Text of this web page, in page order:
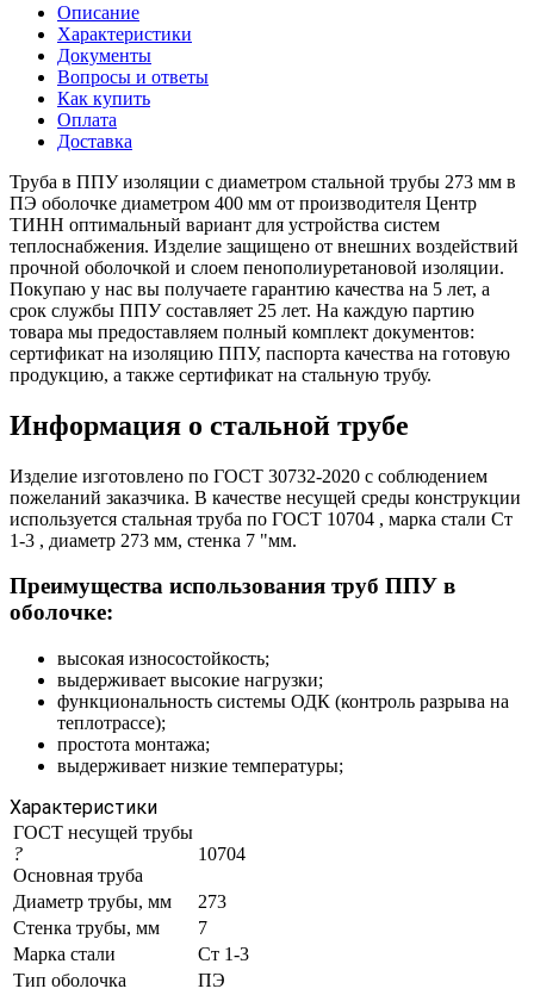
Описание
Характеристики
Документы
Вопросы и ответы
Как купить
Оплата
Доставка
Труба в ППУ изоляции с диаметром стальной трубы 273 мм в
ПЭ оболочке диаметром 400 мм от производителя Центр
ТИНН оптимальный вариант для устройства систем
теплоснабжения. Изделие защищено от внешних воздействий
прочной оболочкой и слоем пенополиуретановой изоляции.
Покупаю у нас вы получаете гарантию качества на 5 лет, а
срок службы ППУ составляет 25 лет. На каждую партию
товара мы предоставляем полный комплект документов:
сертификат на изоляцию ППУ, паспорта качества на готовую
продукцию, а также сертификат на стальную трубу.
Информация о стальной трубе
Изделие изготовлено по ГОСТ 30732-2020 с соблюдением
пожеланий заказчика. В качестве несущей среды конструкции
используется стальная труба по ГОСТ 10704 , марка стали Ст
1-3 , диаметр 273 мм, стенка 7 "мм.
Преимущества использования труб ППУ в
оболочке:
высокая износостойкость;
выдерживает высокие нагрузки;
функциональность системы ОДК (контроль разрыва на
теплотрассе);
простота монтажа;
выдерживает низкие температуры;
Характеристики
ГОСТ несущей трубы
?
Основная труба
10704
Диаметр трубы, мм
273
Стенка трубы, мм
7
Марка стали
Ст 1-3
Тип оболочка
ПЭ